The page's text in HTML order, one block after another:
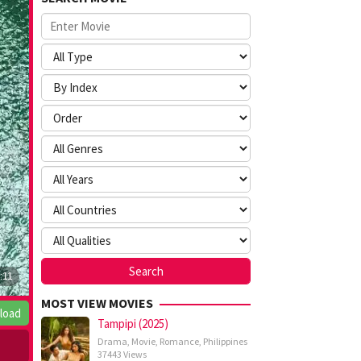
MOST VIEW MOVIES
Tampipi (2025)
Drama, Movie, Romance, Philippines
37443 Views